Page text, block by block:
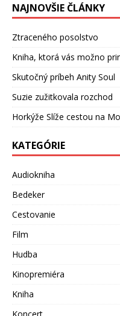
NAJNOVŠIE ČLÁNKY
Ztraceného posolstvo
Kniha, ktorá vás možno
Skutočný príbeh Anity Soul
Suzie zužitkovala rozchod
Horkýže Slíže cestou na
KATEGÓRIE
Audiokniha
Bedeker
Cestovanie
Film
Hudba
Kinopremiéra
Kniha
Koncert